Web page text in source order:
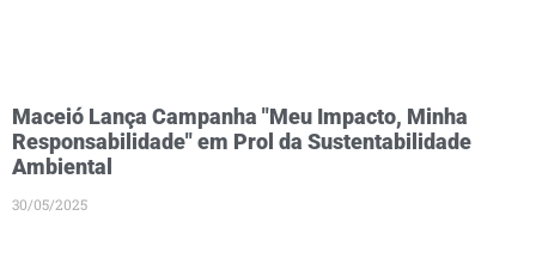
Maceió Lança Campanha "Meu Impacto, Minha
Responsabilidade" em Prol da Sustentabilidade
Ambiental
30/05/2025